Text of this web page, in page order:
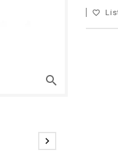
search

favorite_border